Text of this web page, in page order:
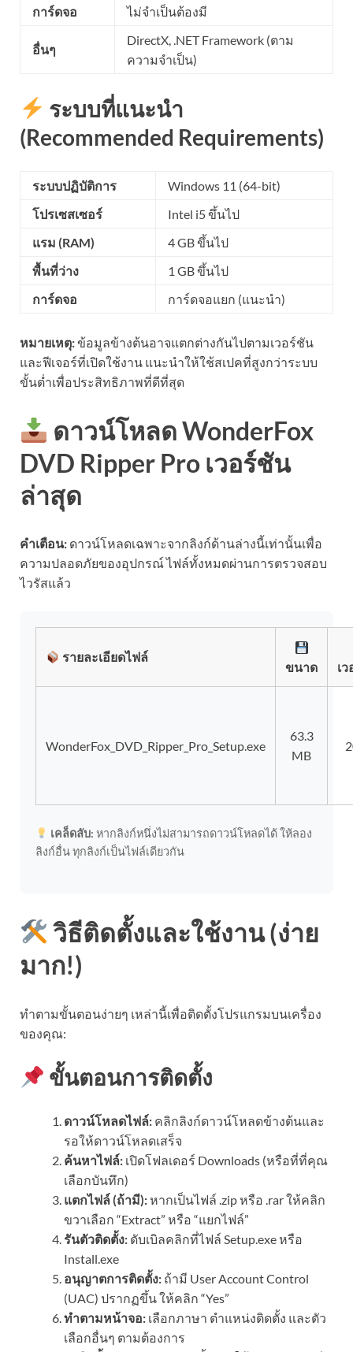
การ์ดจอ
ไม่จำเป็นต้องมี
อื่นๆ
DirectX, .NET Framework (ตาม
ความจำเป็น)
ระบบที่แนะนำ
(Recommended Requirements)
ระบบปฏิบัติการ
Windows 11 (64-bit)
โปรเซสเซอร์
Intel i5 ขึ้นไป
แรม (RAM)
4 GB ขึ้นไป
พื้นที่ว่าง
1 GB ขึ้นไป
การ์ดจอ
การ์ดจอแยก (แนะนำ)
หมายเหตุ:ข้อมูลข้างต้นอาจแตกต่างกันไปตามเวอร์ชัน
และฟีเจอร์ที่เปิดใช้งาน แนะนำให้ใช้สเปคที่สูงกว่าระบบ
ขั้นต่ำเพื่อประสิทธิภาพที่ดีที่สุด
ดาวน์โหลด WonderFox
DVD Ripper Pro เวอร์ชัน
ล่าสุด
คำเตือน: ดาวน์โหลดเฉพาะจากลิงก์ด้านล่างนี้เท่านั้นเพื่อ
ความปลอดภัยของอุปกรณ์ ไฟล์ทั้งหมดผ่านการตรวจสอบ
ไวรัสแล้ว
รายละเอียดไฟล์
ขนาด เ
WonderFox_DVD_Ripper_Pro_Setup.exe
63.3
MB
เคล็ดลับ: หากลิงก์หนึ่งไม่สามารถดาวน์โหลดได้ ให้ลอง
ลิงก์อื่น ทุกลิงก์เป็นไฟล์เดียวกัน
วิธีติดตั้งและใช้งาน (ง่าย
มาก!)
ทำตามขั้นตอนง่ายๆ เหล่านี้เพื่อติดตั้งโปรแกรมบนเครื่อง
ของคุณ:
ขั้นตอนการติดตั้ง
ดาวน์โหลดไฟล์: คลิกลิงก์ดาวน์โหลดข้างต้นและ
รอให้ดาวน์โหลดเสร็จ
ค้นหาไฟล์: เปิดโฟลเดอร์ Downloads (หรือที่ที่คุณ
เลือกบันทึก)
แตกไฟล์ (ถ้ามี):หากเป็นไฟล์ .zip หรือ .rar ให้คลิก
ขวาเลือก “Extract” หรือ “แยกไฟล์”
รันตัวติดตั้ง: ดับเบิลคลิกที่ไฟล์ Setup.exe หรือ
Install.exe
อนุญาตการติดตั้ง: ถ้ามี User Account Control
(UAC) ปรากฏขึ้น ให้คลิก “Yes”
ทำตามหน้าจอ: เลือกภาษา ตำแหน่งติดตั้ง และตัว
เลือกอื่นๆ ตามต้องการ